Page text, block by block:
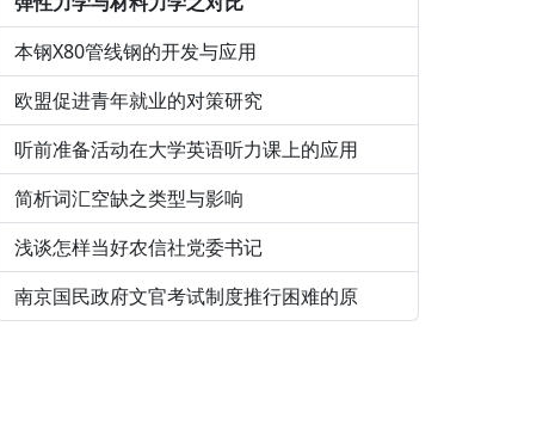
本钢X80管线钢的开发与应用
欧盟促进青年就业的对策研究
听前准备活动在大学英语听力课上的应用
简析词汇空缺之类型与影响
浅谈怎样当好农信社党委书记
南京国民政府文官考试制度推行困难的原